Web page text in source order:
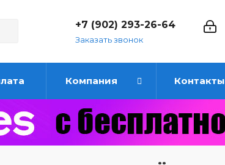
+7 (902) 293-26-64
Заказать звонок
Компания Контакты